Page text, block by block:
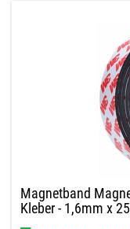
Magnetband
Kleber - 1,6mm x